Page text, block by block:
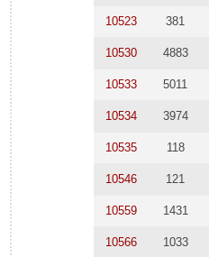
10523 381
10530 4883
10533 5011
10534 3974
10535 118
10546 121
10559 1431
10566 1033